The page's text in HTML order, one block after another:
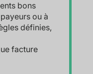
bons
ou à
définies,
facture